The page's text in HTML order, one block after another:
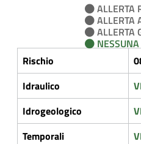
ALLERTA
ALLERTA
ALLERTA
NESSUNA
Rischio
Idraulico
Idrogeologico
Temporali